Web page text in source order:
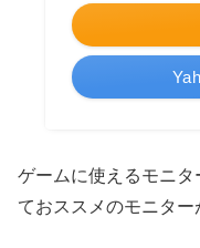
ゲームに使えるモニ
ておススメのモニター